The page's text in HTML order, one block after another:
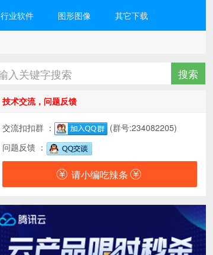
行业软件 图形图像 其它下载
技术交流，问题反馈
交流扣扣群 ：
(群号:234082205)
问题反馈 ：
请小编吃辣条